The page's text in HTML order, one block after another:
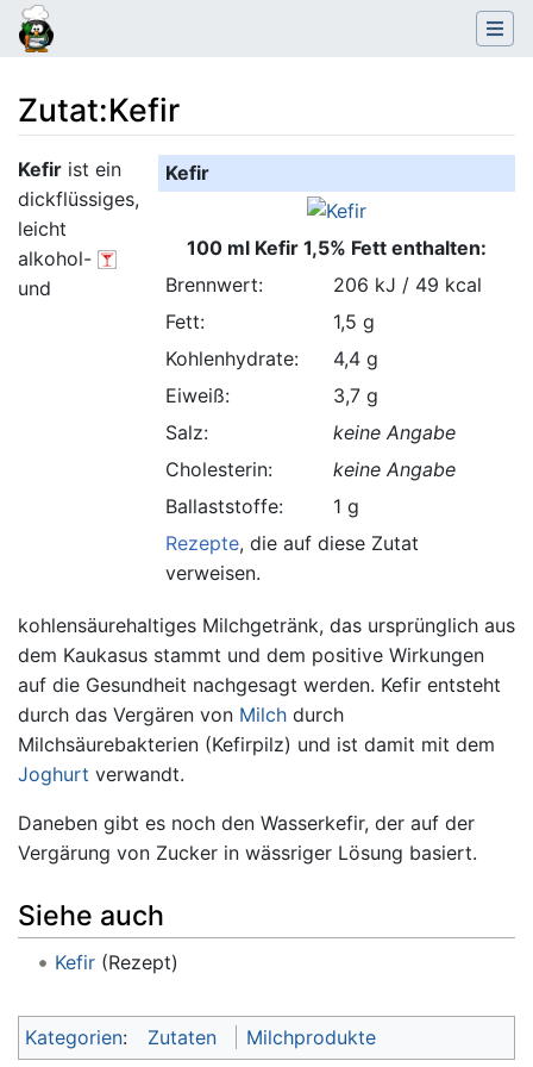
Zutat:Kefir
Wechseln zu: Navigation
Kefir
100 ml Kefir 1,5% Fett enthalten:
Brennwert:
206 kJ / 49 kcal
Fett:
1,5 g
Kohlenhydrate:
4,4 g
Eiweiß:
3,7 g
Salz:
keine Angabe
Cholesterin:
keine Angabe
Ballaststoffe:
1 g
Rezepte, die auf diese Zutat
verweisen.
Kefir ist ein
dickflüssiges,
leicht
alkohol-
und
kohlensäurehaltiges Milchgetränk, das ursprünglich aus
dem Kaukasus stammt und dem positive Wirkungen
auf die Gesundheit nachgesagt werden. Kefir entsteht
durch das Vergären von Milch durch
Milchsäurebakterien (Kefirpilz) und ist damit mit dem
Joghurt verwandt.
Daneben gibt es noch den Wasserkefir, der auf der
Vergärung von Zucker in wässriger Lösung basiert.
Siehe auch
Kefir(Rezept)
Kategorien: Zutaten Milchprodukte